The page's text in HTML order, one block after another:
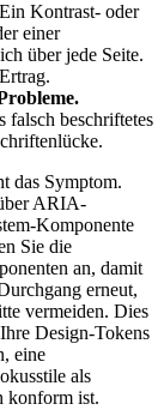
Ein Kontrast- oder
einer
über jede Seite.
falsch beschriftetes
das Symptom.
ARIA-
Komponente
Sie die
an, damit
erneut,
vermeiden. Dies
Design-Tokens
eine
als
konform ist.